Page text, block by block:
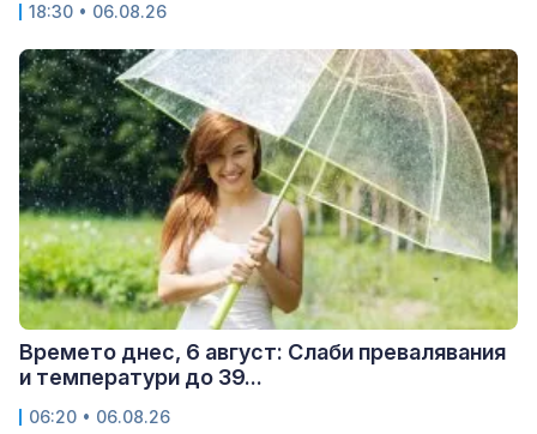
18:30 • 06.08.26
Времето днес, 6 август: Слаби превалявания
и температури до 39...
06:20 • 06.08.26